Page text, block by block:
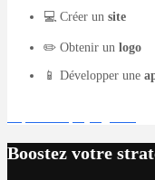
💻 Créer un site
✏️ Obtenir un logo
📱 Développer une
Boostez votre